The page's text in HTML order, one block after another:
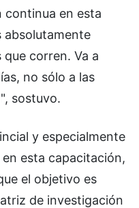
continua en esta
absolutamente
corren. Va a
no sólo a las
sostuvo.
y especialmente
esta capacitación,
el objetivo es
de investigación